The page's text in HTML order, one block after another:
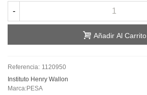
-
Añadir Al Carrito
Referencia: 1120950
Instituto Henry Wallon
Marca:PESA